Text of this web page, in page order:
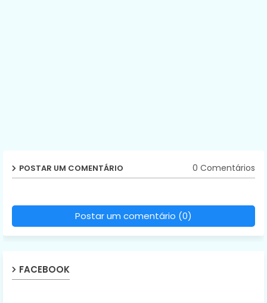
POSTAR UM COMENTÁRIO 0 Comentários
Postar um comentário (0)
FACEBOOK